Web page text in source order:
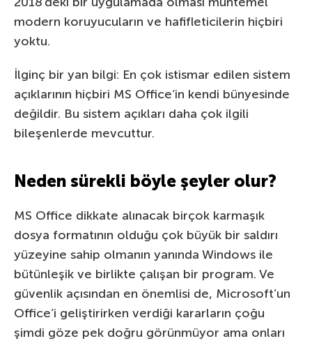
modern koruyucuların ve hafifleticilerin hiçbiri
yoktu.
İlginç bir yan bilgi: En çok istismar edilen sistem
açıklarının hiçbiri MS Office’in kendi bünyesinde
değildir. Bu sistem açıkları daha çok ilgili
bileşenlerde mevcuttur.
Neden sürekli böyle şeyler olur?
MS Office dikkate alınacak birçok karmaşık
dosya formatının olduğu çok büyük bir saldırı
yüzeyine sahip olmanın yanında Windows ile
bütünleşik ve birlikte çalışan bir program. Ve
güvenlik açısından en önemlisi de, Microsoft’un
Office’i geliştirirken verdiği kararların çoğu
şimdi göze pek doğru görünmüyor ama onları